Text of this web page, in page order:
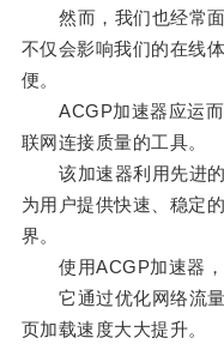
然而，我们也经常面
不仅会影响我们的在线
便。
ACGP加速器应运而
联网连接质量的工具。
该加速器利用先进的
为用户提供快速、稳定
界。
使用ACGP加速器，
它通过优化网络流量
页加载速度大大提升。